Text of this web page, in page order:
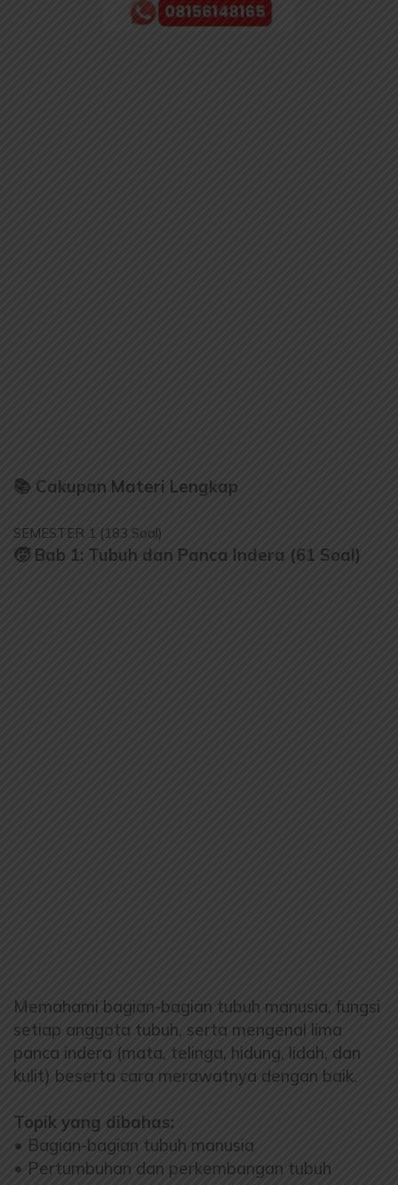
📚 Cakupan Materi Lengkap
SEMESTER 1 (183 Soal)
🧒 Bab 1: Tubuh dan Panca Indera (61 Soal)
Memahami bagian-bagian tubuh manusia, fungsi
setiap anggota tubuh, serta mengenal lima
panca indera (mata, telinga, hidung, lidah, dan
kulit) beserta cara merawatnya dengan baik.
Topik yang dibahas:
• Bagian-bagian tubuh manusia
• Pertumbuhan dan perkembangan tubuh